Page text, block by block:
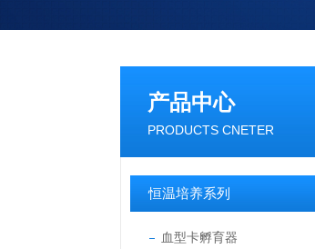
产品中心
PRODUCTS CNETER
恒温培养系列
血型卡孵育器